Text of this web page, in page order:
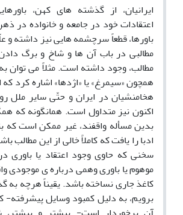
ایرانیان، از گذشته های کهن،
اعتقادات خود در جامعه و خانواده در
باورها، قطعاً سرچشمه هایی نیز داشته و
مطالبی در باب آن ها و شاخ و برگ
مطالب، وجود داشته است. مثلاً می توان
همچون «سیمرغ» یا «اژدها» اشاره کرد که
هخامنشیان در ایران و حتّی سایر ملل
اکنون نیز متداول است. همانگونه که
بدین مسأله واقفند، غیر ممکن است که
ادبا را یافت که کاملاً خالی از این مطالب
سخنی که حاوی وجود اعتقاد یا باوری
موهوم یا باوری وهمی درباره ی موجودی
کاغذ جاری نساخته باشد. یقیناً هرچه به
برویم، به دلیل کمبود وسایل پیشرفته-